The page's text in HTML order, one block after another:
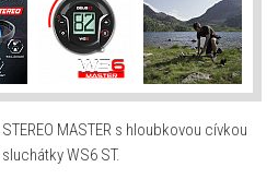
MASTER s hloubkovou cívkou
WS6 ST.